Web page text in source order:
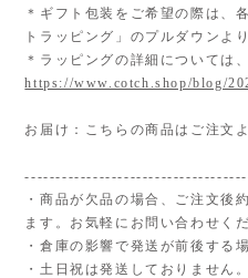
＊ギフト包装をご希望の際は、
トラッピング」のプルダウンよ
＊ラッピングの詳細については
https://www.cotch.shop/blog/
お届け：こちらの商品はご注文
・商品が欠品の場合、ご注文後
ます。お気軽にお問い合わせくだ
・倉庫の影響で発送が前後する
・土日祝は発送しておりません。